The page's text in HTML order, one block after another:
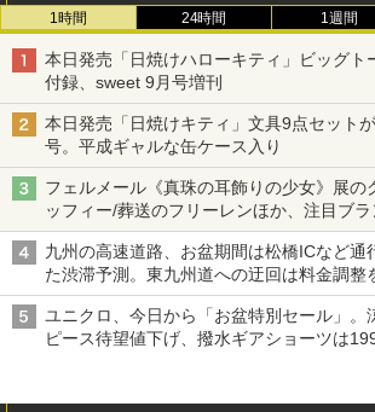
1時間 24時間 1週間
本日発売「日焼けハローキティ」ビッグト
付録、sweet 9月号増刊
本日発売「日焼けキティ」文具9点セット
号。平成ギャルな缶ケース入り
フェルメール《真珠の耳飾りの少女》展の
ッフィー/葬送のフリーレンほか、注目ブ
九州の高速道路、お盆期間は松橋ICなど通
た渋滞予測。東九州道への迂回は料金調整
ユニクロ、今日から「お盆特別セール」。
ピース待望値下げ、撥水ギアショーツは